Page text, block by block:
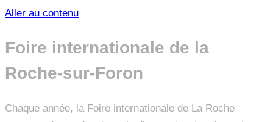
Aller au contenu
Foire internationale de la
Roche-sur-Foron
Chaque année, la Foire internationale de La Roche